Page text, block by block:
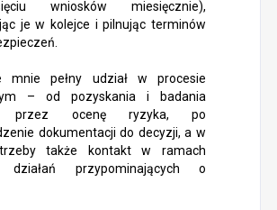
wniosków miesięcznie),
je w kolejce i pilnując terminów
mnie pełny udział w procesie
– od pozyskania i badania
przez ocenę ryzyka, po
dokumentacji do decyzji, a w
także kontakt w ramach
działań przypominających o